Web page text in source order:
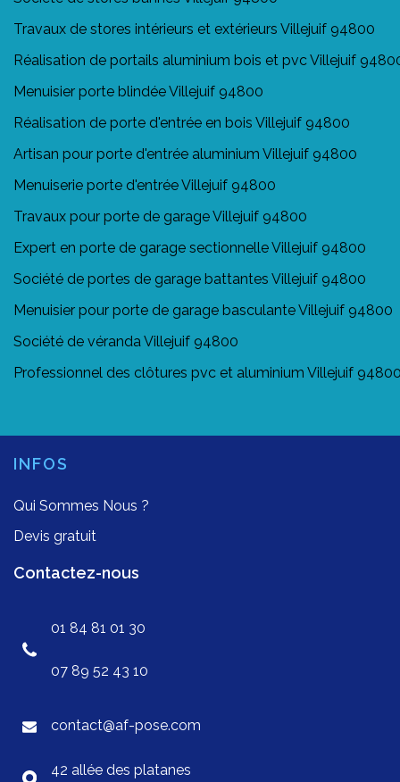
Travaux de stores intérieurs et extérieurs Villejuif 94800
Réalisation de portails aluminium bois et pvc Villejuif
Menuisier porte blindée Villejuif 94800
Réalisation de porte d'entrée en bois Villejuif 94800
Artisan pour porte d'entrée aluminium Villejuif 94800
Menuiserie porte d'entrée Villejuif 94800
Travaux pour porte de garage Villejuif 94800
Expert en porte de garage sectionnelle Villejuif 94800
Société de portes de garage battantes Villejuif 94800
Menuisier pour porte de garage basculante Villejuif 94800
Société de véranda Villejuif 94800
Professionnel des clôtures pvc et aluminium Villejuif
INFOS
Qui Sommes Nous ?
Devis gratuit
Contactez-nous
01 84 81 01 30
07 89 52 43 10
contact@af-pose.com
42 allée des platanes